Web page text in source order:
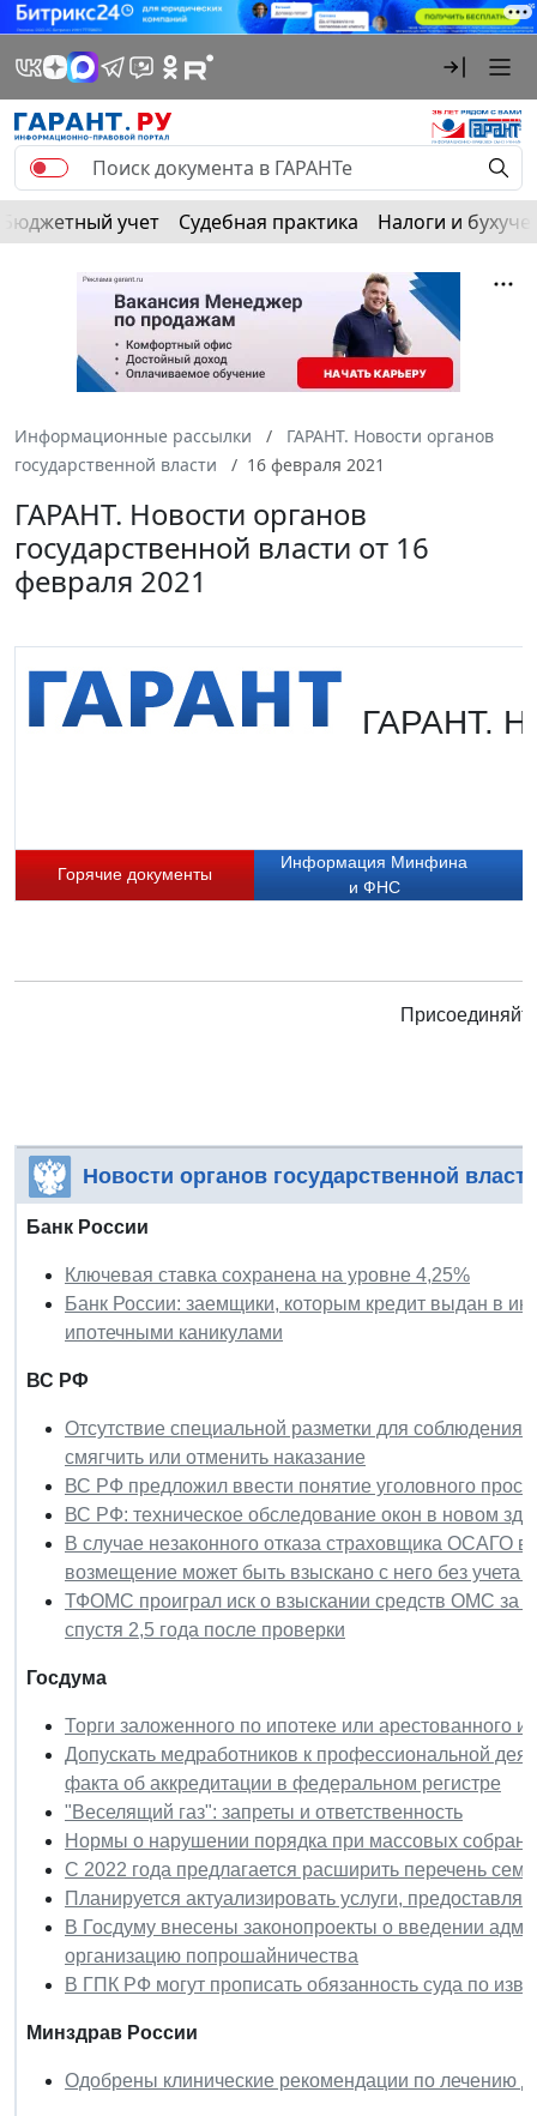
Бюджетный учет Судебная практика Налоги и
Информационные рассылки
ГАРАНТ. Новости органов
государственной власти
16 февраля 2021
ГАРАНТ. Новости органов
государственной власти от 16
февраля 2021
ГАРАНТ.
Горячие документы
Информация Минфина
и ФНС
Новости органов государственной
Банк России
Ключевая ставка сохранена на уровне 4,25%
Банк России: заемщики, которым кредит выдан в
ипотечными каникулами
ВС РФ
Отсутствие специальной разметки для соблюдения
смягчить или отменить наказание
ВС РФ предложил ввести понятие уголовного
ВС РФ: техническое обследование окон в новом
В случае незаконного отказа страховщика ОСАГО
возмещение может быть взыскано с него без учета
ТФОМС проиграл иск о взыскании средств ОМС за
спустя 2,5 года после проверки
Госдума
Торги заложенного по ипотеке или арестованного
Допускать медработников к профессиональной
факта об аккредитации в федеральном регистре
"Веселящий газ": запреты и ответственность
Нормы о нарушении порядка при массовых
С 2022 года предлагается расширить перечень
Планируется актуализировать услуги,
В Госдуму внесены законопроекты о введении
организацию попрошайничества
В ГПК РФ могут прописать обязанность суда по
Минздрав России
Одобрены клинические рекомендации по лечению